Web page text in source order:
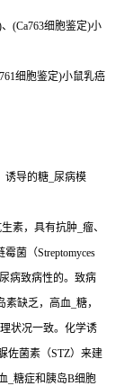
(Ca763细胞鉴定)小
细胞鉴定)小鼠乳癌
诱导的糖_尿病模
素，具有抗肿_瘤、
菌（Streptomyces
病致病性的。致病
缺乏，高血_糖，
状况一致。化学诱
佐菌素（STZ）来建
_糖症和胰岛B细胞